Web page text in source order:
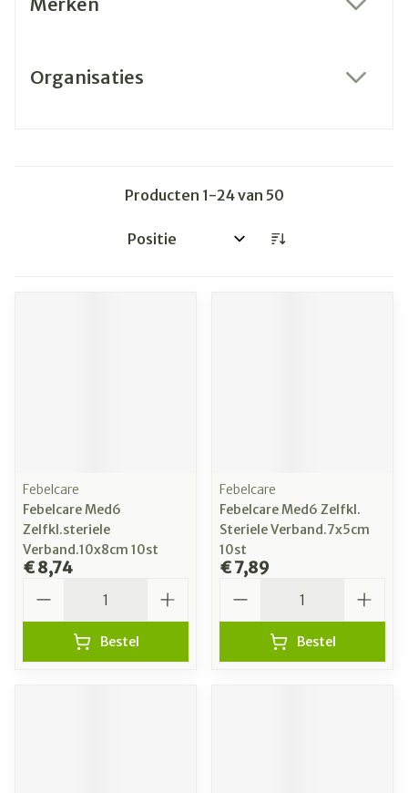
Organisaties
Producten 1-24van 50
Sorteer op:
Febelcare
Febelcare Med6
Zelfkl.steriele
Verband.10x8cm 10st
€ 8,74
Bestel
Febelcare
Febelcare Med6 Zelfkl.
Steriele Verband.7x5cm
10st
€ 7,89
Bestel